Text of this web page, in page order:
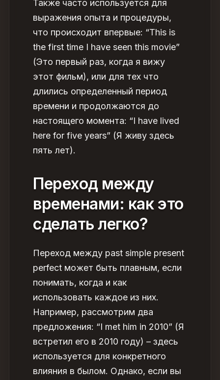
Также часто используется для
выражения опыта и процедуры,
что происходит впервые: “This is
the first time I have seen this movie”
(Это первый раз, когда я вижу
этот фильм), или для тех что
длились определенный период
времени и продолжаются до
настоящего момента: “I have lived
here for five years” (Я живу здесь
пять лет).
Переход между
временами: как это
сделать легко?
Переход между past simple present
perfect может быть плавным, если
понимать, когда и как
использовать каждое из них.
Например, рассмотрим два
предложения: “I met him in 2010” (Я
встретил его в 2010 году) – здесь
используется для конкретного
влияния в былом. Однако, если вы